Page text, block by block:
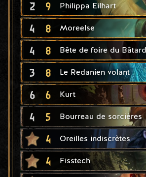
2 9 Philippa Eilhart
4 8 Moreelse
4 8 Bête de foire du Bâtard
3 8 Le Redanien volant
6 6 Kurt
4 5 Bourreau de sorcières
4 Oreilles indiscrètes
4 Fisstech